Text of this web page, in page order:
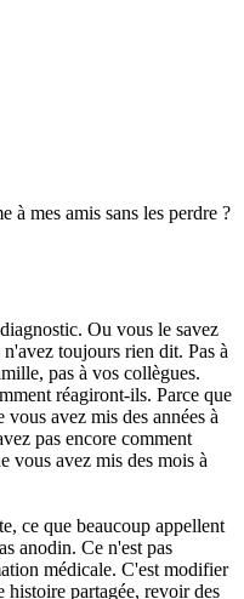
à mes amis sans les perdre ?
Ou vous le savez
toujours rien dit. Pas à
pas à vos collègues.
réagiront-ils. Parce que
avez mis des années à
pas encore comment
vous avez mis des mois à
ce que beaucoup appellent
anodin. Ce n'est pas
médicale. C'est modifier
partagée, revoir des